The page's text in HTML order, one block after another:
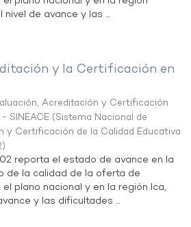
de avance y las ...
y la Certificación en
Acreditación y Certificación
SINEACE (Sistema Nacional de
y Certificación de la Calidad Educativa
)
reporta el estado de avance en la
de la calidad de la oferta de
plano nacional y en la región Ica,
y las dificultades ...